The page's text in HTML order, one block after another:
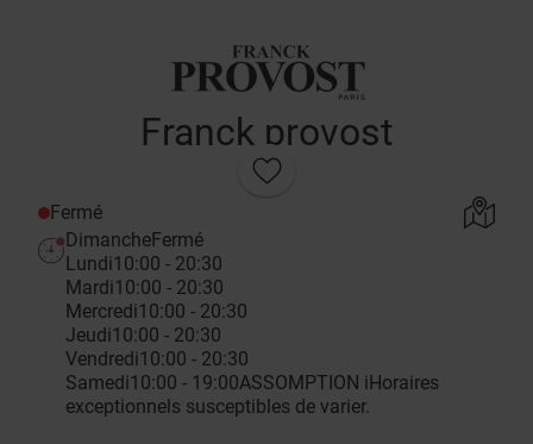
Franck provost
Fermé
DimancheFermé
Lundi10:00 - 20:30
Mardi10:00 - 20:30
Mercredi10:00 - 20:30
Jeudi10:00 - 20:30
Vendredi10:00 - 20:30
Samedi10:00 - 19:00ASSOMPTION i Horaires
exceptionnels susceptibles de varier.